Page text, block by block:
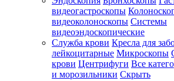
видеогастроскопы
видеоколоноскопы Системы
видеоэндоскопические
Служба крови Кресла для
лейкоцитарные Микроскопы
крови Центрифуги Все
и морозильники Скрыть